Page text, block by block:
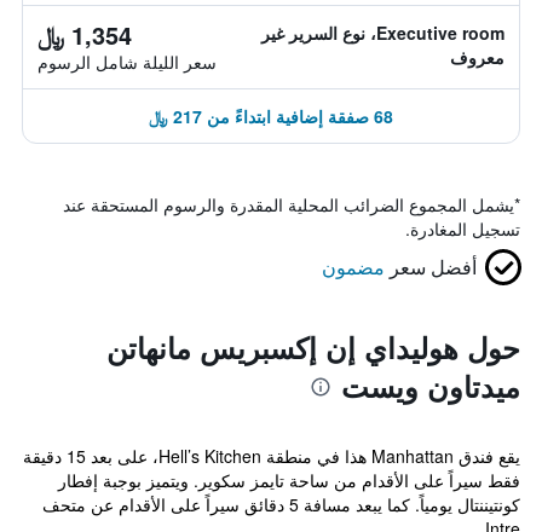
Executive room، نوع السرير غير
معروف
1,354 ﷼
سعر الليلة شامل الرسوم
68 صفقة إضافية ابتداءً من 217 ﷼
*يشمل المجموع الضرائب المحلية المقدرة والرسوم المستحقة عند
تسجيل المغادرة.
أفضل سعر مضمون
حول هوليداي إن إكسبريس مانهاتن
ميدتاون ويست
يقع فندق Manhattan هذا في منطقة Hell’s Kitchen، على بعد 15 دقيقة
فقط سيراً على الأقدام من ساحة تايمز سكوير. ويتميز بوجبة إفطار
كونتيننتال يومياً. كما يبعد مسافة 5 دقائق سيراً على الأقدام عن متحف